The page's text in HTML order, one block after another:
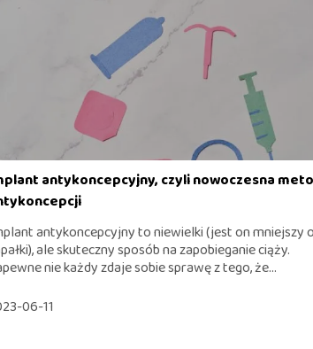
antykoncepcyjny, czyli nowoczesna
antykoncepcyjny to niewielki (jest on mniejszy
ale skuteczny sposób na zapobieganie ciąży.
nie każdy zdaje sobie sprawę z tego, że...
06-11